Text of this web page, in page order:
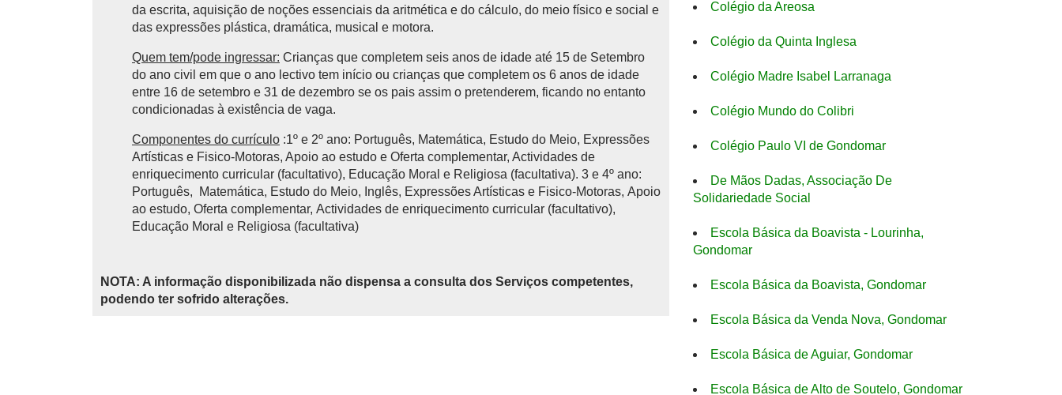
da escrita, aquisição de noções essenciais da aritmética e do cálculo, do meio físico e social e
das expressões plástica, dramática, musical e motora.
Quem tem/pode ingressar: Crianças que completem seis anos de idade até 15 de Setembro
do ano civil em que o ano lectivo tem início ou crianças que completem os 6 anos de idade
entre 16 de setembro e 31 de dezembro se os pais assim o pretenderem, ficando no entanto
condicionadas à existência de vaga.
Componentes do currículo :1º e 2º ano: Português, Matemática, Estudo do Meio, Expressões
Artísticas e Fisico-Motoras, Apoio ao estudo e Oferta complementar, Actividades de
enriquecimento curricular (facultativo), Educação Moral e Religiosa (facultativa). 3 e 4º ano:
Português, Matemática, Estudo do Meio, Inglês, Expressões Artísticas e Fisico-Motoras, Apoio
ao estudo, Oferta complementar, Actividades de enriquecimento curricular (facultativo),
Educação Moral e Religiosa (facultativa)
NOTA: A informação disponibilizada não dispensa a consulta dos Serviços competentes,
podendo ter sofrido alterações.
Colégio da Areosa
Colégio da Quinta Inglesa
Colégio Madre Isabel Larranaga
Colégio Mundo do Colibri
Colégio Paulo VI de Gondomar
De Mãos Dadas, Associação De
Solidariedade Social
Escola Básica da Boavista - Lourinha,
Gondomar
Escola Básica da Boavista, Gondomar
Escola Básica da Venda Nova, Gondomar
Escola Básica de Aguiar, Gondomar
Escola Básica de Alto de Soutelo, Gondomar